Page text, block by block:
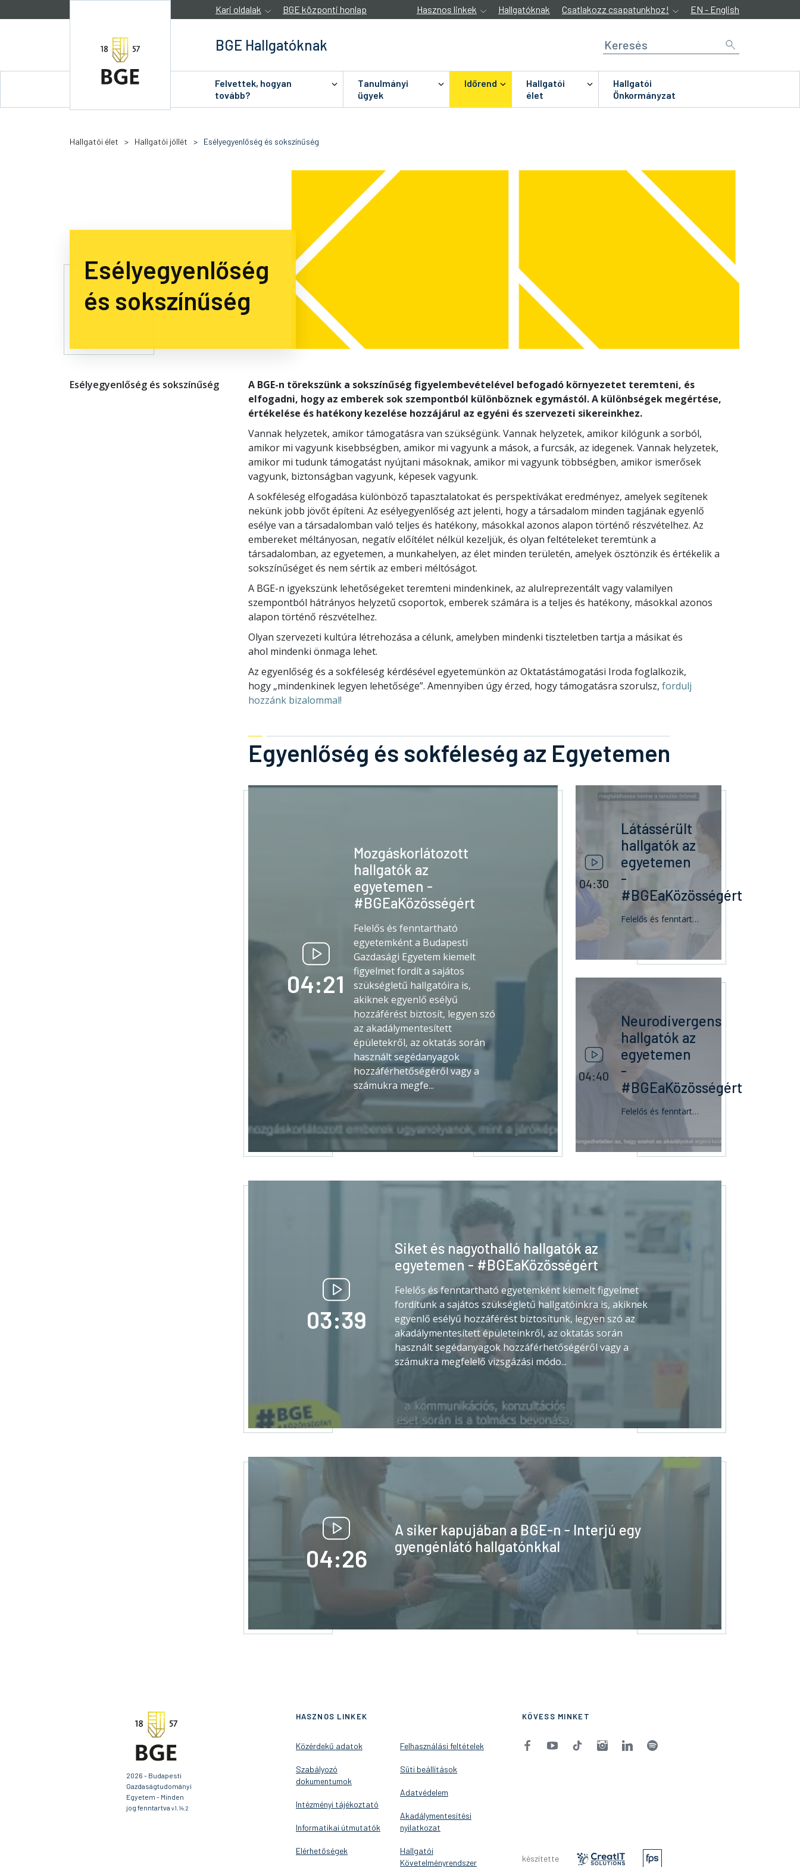
Kari oldalak BGE központi honlap Hasznos linkek Hallgatóknak Csatlakozz csapatunkhoz! EN - English
BGE Hallgatóknak
Felvettek, hogyan
tovább?
Tanulmányi
ügyek
Időrend
Hallgatói
élet
Hallgatói
Önkormányzat
Hallgatói élet > Hallgatói jóllét > Esélyegyenlőség és sokszínűség
Esélyegyenlőség
és sokszínűség
Esélyegyenlőség és sokszínűség
A BGE-n törekszünk a sokszínűség figyelembevételével befogadó környezetet teremteni, és
elfogadni, hogy az emberek sok szempontból különböznek egymástól. A különbségek megértése,
értékelése és hatékony kezelése hozzájárul az egyéni és szervezeti sikereinkhez.
Vannak helyzetek, amikor támogatásra van szükségünk. Vannak helyzetek, amikor kilógunk a sorból,
amikor mi vagyunk kisebbségben, amikor mi vagyunk a mások, a furcsák, az idegenek. Vannak helyzetek,
amikor mi tudunk támogatást nyújtani másoknak, amikor mi vagyunk többségben, amikor ismerősek
vagyunk, biztonságban vagyunk, képesek vagyunk.
A sokféleség elfogadása különböző tapasztalatokat és perspektívákat eredményez, amelyek segítenek
nekünk jobb jövőt építeni. Az esélyegyenlőség azt jelenti, hogy a társadalom minden tagjának egyenlő
esélye van a társadalomban való teljes és hatékony, másokkal azonos alapon történő részvételhez. Az
embereket méltányosan, negatív előítélet nélkül kezeljük, és olyan feltételeket teremtünk a
társadalomban, az egyetemen, a munkahelyen, az élet minden területén, amelyek ösztönzik és értékelik a
sokszínűséget és nem sértik az emberi méltóságot.
A BGE-n igyekszünk lehetőségeket teremteni mindenkinek, az alulreprezentált vagy valamilyen
szempontból hátrányos helyzetű csoportok, emberek számára is a teljes és hatékony, másokkal azonos
alapon történő részvételhez.
Olyan szervezeti kultúra létrehozása a célunk, amelyben mindenki tiszteletben tartja a másikat és
ahol mindenki önmaga lehet.
Az egyenlőség és a sokféleség kérdésével egyetemünkön az Oktatástámogatási Iroda foglalkozik,
hogy „mindenkinek legyen lehetősége”. Amennyiben úgy érzed, hogy támogatásra szorulsz, fordulj
hozzánk bizalommal!
Egyenlőség és sokféleség az Egyetemen
04:21
Mozgáskorlátozott
hallgatók az
egyetemen -
#BGEaKözösségért
Felelős és fenntartható
egyetemként a Budapesti
Gazdasági Egyetem kiemelt
figyelmet fordít a sajátos
szükségletű hallgatóira is,
akiknek egyenlő esélyű
hozzáférést biztosít, legyen szó
az akadálymentesített
épületekről, az oktatás során
használt segédanyagok
hozzáférhetőségéről vagy a
számukra megfe...
04:30
Látássérült
hallgatók az
egyetemen
-
#BGEaKözösségért
Felelős és fenntartható egyetemként kiemelt figyelmet fordítunk a sajátos szükségletű hallgatóinkra is, akiknek egyenlő esélyű hozzáférést biztosítunk, legyen szó az akadálymentesített épületeinkről, az oktatás során használt segédanyagok hozzáférhetőségéről vagy a számukra megfelelő vizsgázási módo...
04:40
Neurodivergens
hallgatók az
egyetemen
-
#BGEaKözösségért
Felelős és fenntartható egyetemként kiemelt figyelmet fordítunk a sajátos szükségletű hallgatóinkra is, akiknek egyenlő esélyű hozzáférést biztosítunk, legyen szó az akadálymentesített épületeinkről, az oktatás során használt segédanyagok hozzáférhetőségéről vagy a számukra megfelelő vizsgázási módo...
03:39
Siket és nagyothalló hallgatók az
egyetemen - #BGEaKözösségért
Felelős és fenntartható egyetemként kiemelt figyelmet
fordítunk a sajátos szükségletű hallgatóinkra is, akiknek
egyenlő esélyű hozzáférést biztosítunk, legyen szó az
akadálymentesített épületeinkről, az oktatás során
használt segédanyagok hozzáférhetőségéről vagy a
számukra megfelelő vizsgázási módo...
04:26
A siker kapujában a BGE-n - Interjú egy
gyengénlátó hallgatónkkal
2026 - Budapesti
Gazdaságtudományi
Egyetem - Minden
jog fenntartva v1.14.2
HASZNOS LINKEK
Közérdekű adatok
Szabályozó
dokumentumok
Intézményi tájékoztató
Informatikai útmutatók
Elérhetőségek
Felhasználási feltételek
Süti beállítások
Adatvédelem
Akadálymentesítési
nyilatkozat
Hallgatói
Követelményrendszer
KÖVESS MINKET
készítette